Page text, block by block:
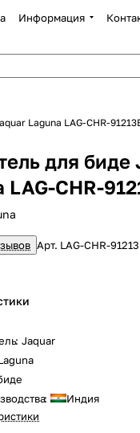
Информация
Laguna LAG-CHR-
для биде
LAG-CHR-
Арт. LAG-CHR-
: Jaquar
:
Индия